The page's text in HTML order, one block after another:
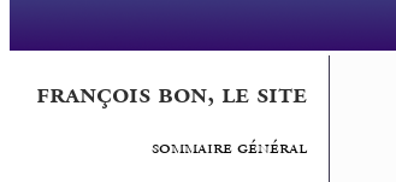
françois bon, le site
sommaire général